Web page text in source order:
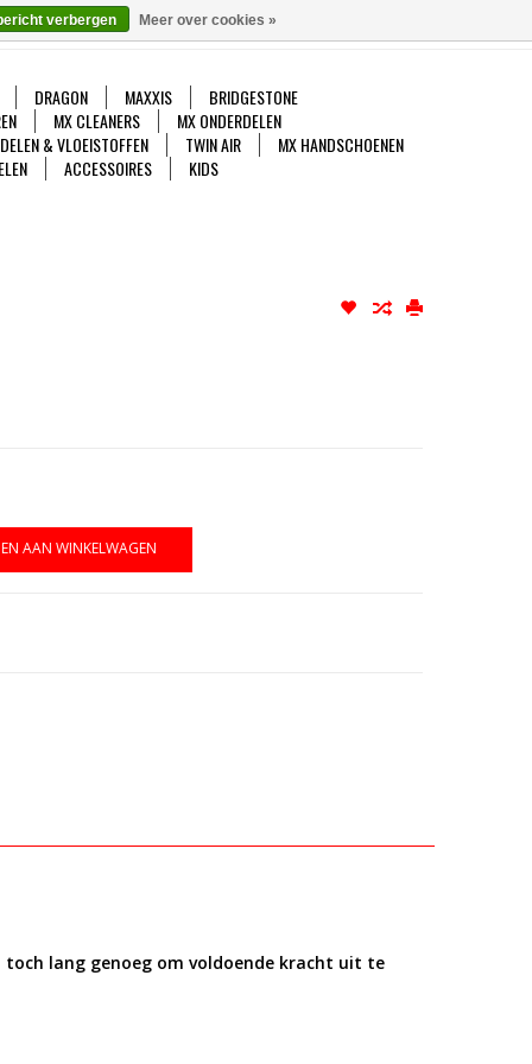
Mijn account / Registreren
DRAGON MAXXIS
BRIDGESTONE
MX CLEANERS
MX ONDERDELEN
& VLOEISTOFFEN
TWIN AIR
MX HANDSCHOENEN
ACCESSOIRES KIDS
AAN WINKELWAGEN
lang genoeg om voldoende kracht uit te
verbergen Meer over cookies »